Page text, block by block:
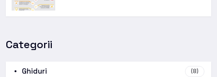
Categorii
Ghiduri (8)